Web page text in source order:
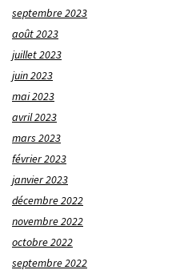
septembre 2023
août 2023
juillet 2023
juin 2023
mai 2023
avril 2023
mars 2023
février 2023
janvier 2023
décembre 2022
novembre 2022
octobre 2022
septembre 2022